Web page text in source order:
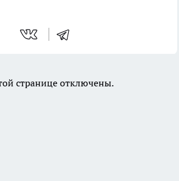
странице отключены.